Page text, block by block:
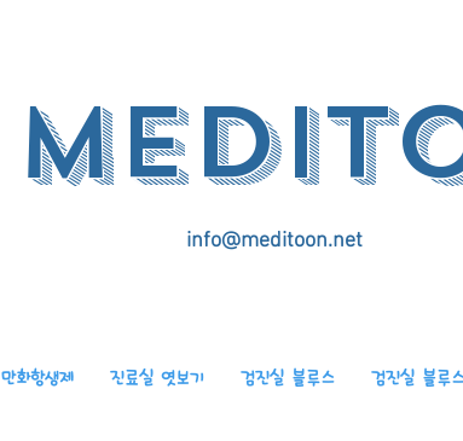
info@meditoon.net
만화항생제 진료실 엿보기 검진실 블루스 검진실 블루